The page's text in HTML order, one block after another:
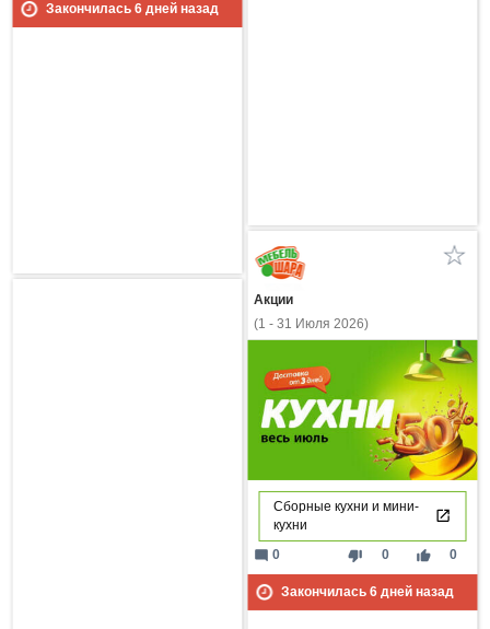
Закончилась 6дней назад
Акции
(1 - 31 Июля 2026)
Сборные кухни и мини-
кухни
thumb_down 0 thumb_up 0
mode_comment 0
Закончилась 6дней назад